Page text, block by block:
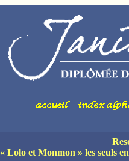
« Lolo et Monmon » les seuls